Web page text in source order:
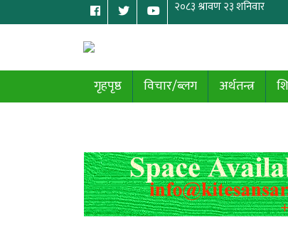
गृहपृष्ठ विचार/ब्लग अर्थतन्त्र